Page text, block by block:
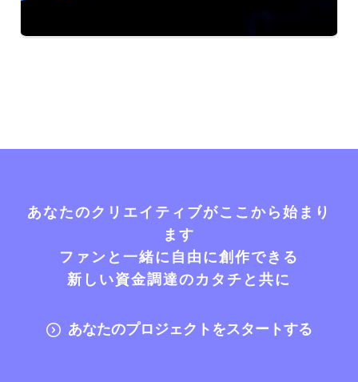
あなたのクリエイティブがここから始まり
ます
ファンと一緒に自由に創作できる
新しい資金調達のカタチと共に
あなたのプロジェクトをスタートする